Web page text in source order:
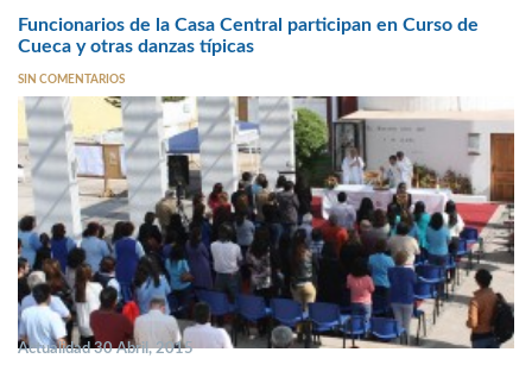
Funcionarios de la Casa Central participan en Curso de
Cueca y otras danzas típicas
SIN COMENTARIOS
Actualidad 30 Abril, 2015